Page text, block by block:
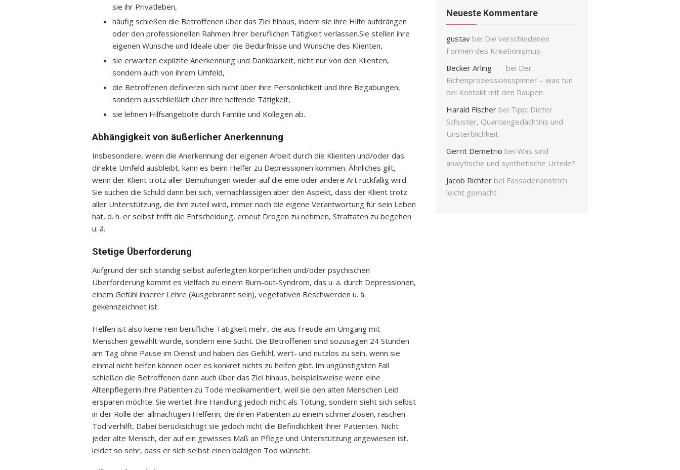
sie ihr Privatleben,
häufig schießen die Betroffenen über das Ziel hinaus, indem sie ihre Hilfe aufdrängen
oder den professionellen Rahmen ihrer beruflichen Tätigkeit verlassen.Sie stellen ihre
eigenen Wünsche und Ideale über die Bedürfnisse und Wünsche des Klienten,
sie erwarten explizite Anerkennung und Dankbarkeit, nicht nur von den Klienten,
sondern auch von ihrem Umfeld,
die Betroffenen definieren sich nicht über ihre Persönlichkeit und ihre Begabungen,
sondern ausschließlich über ihre helfende Tätigkeit,
sie lehnen Hilfsangebote durch Familie und Kollegen ab.
Abhängigkeit von äußerlicher Anerkennung
Insbesondere, wenn die Anerkennung der eigenen Arbeit durch die Klienten und/oder das
direkte Umfeld ausbleibt, kann es beim Helfer zu Depressionen kommen. Ähnliches gilt,
wenn der Klient trotz aller Bemühungen wieder auf die eine oder andere Art rückfällig wird.
Sie suchen die Schuld dann bei sich, vernachlässigen aber den Aspekt, dass der Klient trotz
aller Unterstützung, die ihm zuteil wird, immer noch die eigene Verantwortung für sein Leben
hat, d. h. er selbst trifft die Entscheidung, erneut Drogen zu nehmen, Straftaten zu begehen
u. ä.
Stetige Überforderung
Aufgrund der sich ständig selbst auferlegten körperlichen und/oder psychischen
Überforderung kommt es vielfach zu einem Burn-out-Syndrom, das u. a. durch Depressionen,
einem Gefühl innerer Lehre (Ausgebrannt sein), vegetativen Beschwerden u. ä.
gekennzeichnet ist.
Helfen ist also keine rein berufliche Tätigkeit mehr, die aus Freude am Umgang mit
Menschen gewählt wurde, sondern eine Sucht. Die Betroffenen sind sozusagen 24 Stunden
am Tag ohne Pause im Dienst und haben das Gefühl, wert- und nutzlos zu sein, wenn sie
einmal nicht helfen können oder es konkret nichts zu helfen gibt. Im ungünstigsten Fall
schießen die Betroffenen dann auch über das Ziel hinaus, beispielsweise wenn eine
Altenpflegerin ihre Patienten zu Tode medikamentiert, weil sie den alten Menschen Leid
ersparen möchte. Sie wertet ihre Handlung jedoch nicht als Tötung, sondern sieht sich selbst
in der Rolle der allmächtigen Helferin, die ihren Patienten zu einem schmerzlosen, raschen
Tod verhilft. Dabei berücksichtigt sie jedoch nicht die Befindlichkeit ihrer Patienten. Nicht
jeder alte Mensch, der auf ein gewisses Maß an Pflege und Unterstützung angewiesen ist,
leidet so sehr, dass er sich selbst einen baldigen Tod wünscht.
Neueste Kommentare
gustav bei Die verschiedenen
Formen des Kreationismus
Becker Arling
bei Der
Eichenprozessionsspinner – was tun
bei Kontakt mit den Raupen
Harald Fischer bei Tipp: Dieter
Schuster, Quantengedächtnis und
Unsterblichkeit
Gerrit Demetrio bei Was sind
analytische und synthetische Urteile?
Jacob Richter bei Fassadenanstrich
leicht gemacht